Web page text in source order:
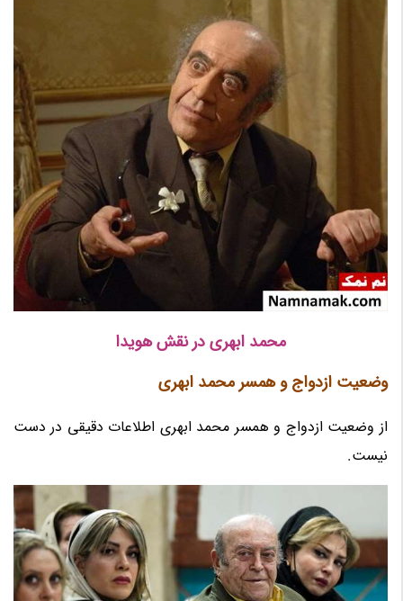
محمد ابهری در نقش هویدا
وضعیت ازدواج و همسر محمد ابهری
از وضعیت ازدواج و همسر محمد ابهری اطلاعات دقیقی در دست
نیست.